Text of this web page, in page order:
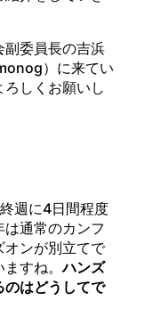
副委員長の吉浜
）に来てい
しくお願いし
週に4日間程度
通常のカンフ
オンが別立てで
ますね。ハンズ
のはどうしてで